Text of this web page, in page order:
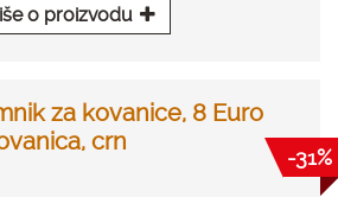
o proizvodu
za kovanice, 8 Euro
crn
-31%